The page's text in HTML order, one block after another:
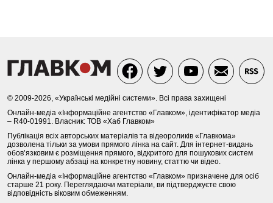
© 2009-2026, «Українські медійні системи». Всі права захищені
Онлайн-медіа «Інформаційне агентство «Главком», ідентифікатор медіа
– R40-01991. Власник: ТОВ «Хаб Главком»
Публікація всіх авторських матеріалів та відеороликів «Главкома»
дозволена тільки за умови прямого лінка на сайт. Для інтернет-видань
обов’язковим є розміщення прямого, відкритого для пошукових систем
лінка у першому абзаці на конкретну новину, статтю чи відео.
Онлайн-медіа «Інформаційне агентство «Главком» призначене для осіб
старше 21 року. Переглядаючи матеріали, ви підтверджуєте свою
відповідність віковим обмеженням.